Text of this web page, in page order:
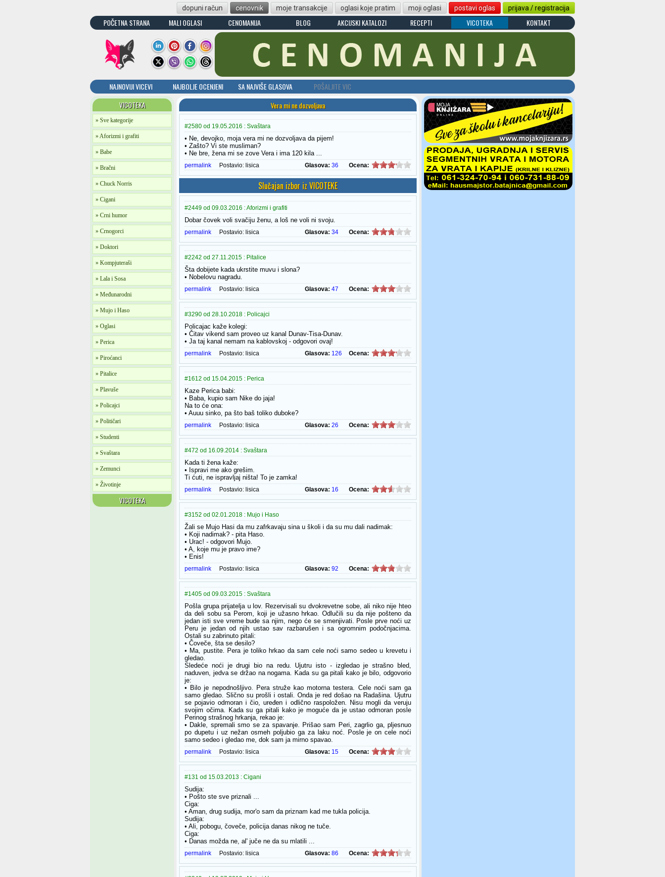
dopuni račun cenovnik moje transakcije oglasi koje pratim moji oglasi postavi oglas prijava / registracija
POČETNA STRANA MALI OGLASI CENOMANIJA BLOG AKCIJSKI KATALOZI RECEPTI VICOTEKA KONTAKT
NAJNOVIJI VICEVI NAJBOLJE OCENJENI SA NAJVIŠE GLASOVA
POŠALJITE VIC
VICOTEKA
» Sve kategorije
» Aforizmi i grafiti
» Babe
» Bračni
» Chuck Norris
» Cigani
» Crni humor
» Crnogorci
» Doktori
» Kompjuteraši
» Lala i Sosa
» Međunarodni
» Mujo i Haso
» Oglasi
» Perica
» Piroćanci
» Pitalice
» Plavuše
» Policajci
» Političari
» Studenti
» Svaštara
» Zemunci
» Životinje
VICOTEKA
Vera mi ne dozvoljava
#2580 od 19.05.2016 : Svaštara
• Ne, devojko, moja vera mi ne dozvoljava da pijem!
• Zašto? Vi ste musliman?
• Ne bre, žena mi se zove Vera i ima 120 kila ...
permalink Postavio: lisica Glasova: 36 Ocena:
Slučajan izbor iz VICOTEKE
#2449 od 09.03.2016 : Aforizmi i grafiti
Dobar čovek voli svačiju ženu, a loš ne voli ni svoju.
permalink Postavio: lisica Glasova: 34 Ocena:
#2242 od 27.11.2015 : Pitalice
Šta dobijete kada ukrstite muvu i slona?
• Nobelovu nagradu.
permalink Postavio: lisica Glasova: 47 Ocena:
#3290 od 28.10.2018 : Policajci
Policajac kaže kolegi:
• Čitav vikend sam proveo uz kanal Dunav-Tisa-Dunav.
• Ja taj kanal nemam na kablovskoj - odgovori ovaj!
permalink Postavio: lisica Glasova: 126 Ocena:
#1612 od 15.04.2015 : Perica
Kaze Perica babi:
• Baba, kupio sam Nike do jaja!
Na to će ona:
• Auuu sinko, pa što baš toliko duboke?
permalink Postavio: lisica Glasova: 26 Ocena:
#472 od 16.09.2014 : Svaštara
Kada ti žena kaže:
• Ispravi me ako grešim.
Ti ćuti, ne ispravljaj ništa! To je zamka!
permalink Postavio: lisica Glasova: 16 Ocena:
#3152 od 02.01.2018 : Mujo i Haso
Žali se Mujo Hasi da mu zafrkavaju sina u školi i da su mu dali nadimak:
• Koji nadimak? - pita Haso.
• Urac! - odgovori Mujo.
• A, koje mu je pravo ime?
• Enis!
permalink Postavio: lisica Glasova: 92 Ocena:
#1405 od 09.03.2015 : Svaštara
Pošla grupa prijatelja u lov. Rezervisali su dvokrevetne sobe, ali niko nije hteo
da deli sobu sa Perom, koji je užasno hrkao. Odlučili su da nije pošteno da
jedan isti sve vreme bude sa njim, nego će se smenjivati. Posle prve noći uz
Peru je jedan od njih ustao sav razbarušen i sa ogromnim podočnjacima.
Ostali su zabrinuto pitali:
• Čoveče, šta se desilo?
• Ma, pustite. Pera je toliko hrkao da sam cele noći samo sedeo u krevetu i
gledao.
Sledeće noći je drugi bio na redu. Ujutru isto - izgledao je strašno bled,
naduven, jedva se držao na nogama. Kada su ga pitali kako je bilo, odgovorio
je:
• Bilo je nepodnošljivo. Pera struže kao motorna testera. Cele noći sam ga
samo gledao. Slično su prošli i ostali. Onda je red došao na Radašina. Ujutru
se pojavio odmoran i čio, uređen i odlično raspoložen. Nisu mogli da veruju
svojim očima. Kada su ga pitali kako je moguće da je ustao odmoran posle
Perinog strašnog hrkanja, rekao je:
• Dakle, spremali smo se za spavanje. Prišao sam Peri, zagrlio ga, pljesnuo
po dupetu i uz nežan osmeh poljubio ga za laku noć. Posle je on cele noći
samo sedeo i gledao me, dok sam ja mirno spavao.
permalink Postavio: lisica Glasova: 15 Ocena:
#131 od 15.03.2013 : Cigani
Sudija:
• Pošto ste sve priznali ...
Ciga:
• Aman, drug sudija, mor'o sam da priznam kad me tukla policija.
Sudija:
• Ali, pobogu, čoveče, policija danas nikog ne tuče.
Ciga:
• Danas možda ne, al' juče ne da su mlatili ...
permalink Postavio: lisica Glasova: 86 Ocena: